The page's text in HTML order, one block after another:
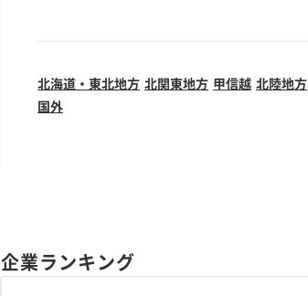
北海道・東北地方 北関東地方 甲信越 北陸地方
国外
企業ランキング